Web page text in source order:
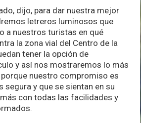
dijo, para dar nuestra mejor
letreros luminosos que
a nuestros turistas en qué
la zona vial del Centro de la
tener la opción de
y así nos mostraremos lo más
nuestro compromiso es
segura y que se sientan en su
con todas las facilidades y